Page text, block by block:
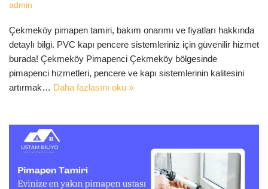
admin
Çekmeköy pimapen tamiri, bakım onarımı ve fiyatları hakkında
detaylı bilgi. PVC kapı pencere sistemleriniz için güvenilir hizmet
burada! Çekmeköy Pimapenci Çekmeköy bölgesinde
pimapenci hizmetleri, pencere ve kapı sistemlerinin kalitesini
artırmak… Daha fazlasını oku »